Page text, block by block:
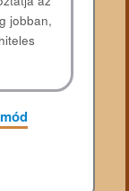
jobban,